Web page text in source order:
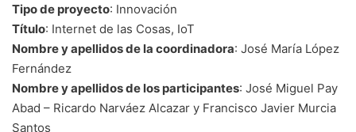
Tipo de proyecto: Innovación
Título: Internet de las Cosas, IoT
Nombre y apellidos de la coordinadora: José María López
Fernández
Nombre y apellidos de los participantes: José Miguel Pay
Abad – Ricardo Narváez Alcazar y Francisco Javier Murcia
Santos